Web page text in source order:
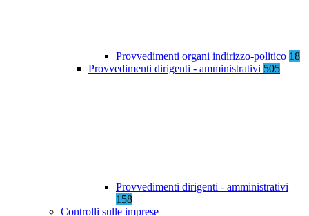
Provvedimenti organi indirizzo-politico 18
Provvedimenti dirigenti - amministrativi 505
Provvedimenti dirigenti - amministrativi
158
Controlli sulle imprese